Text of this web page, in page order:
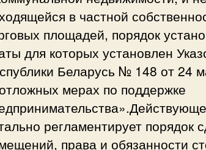
в частной
площадей, порядок
для которых установлен
Беларусь № 148 от 24
мерах по поддержке
регламентирует порядок
права и обязанности